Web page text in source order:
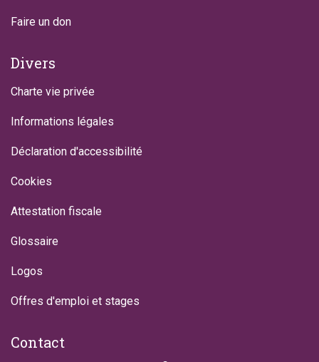
Faire un don
Divers
Charte vie privée
Informations légales
Déclaration d'accessibilité
Cookies
Attestation fiscale
Glossaire
Logos
Offres d'emploi et stages
Contact